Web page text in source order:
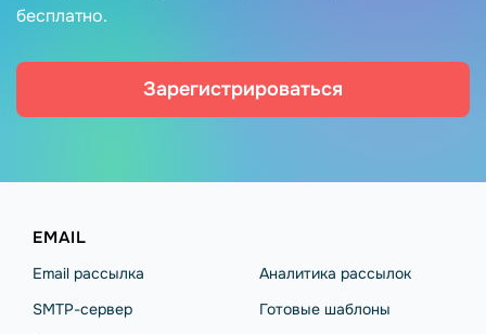
бесплатно.
Зарегистрироваться
EMAIL
Email рассылка
SMTP-сервер
Аналитика рассылок
Готовые шаблоны